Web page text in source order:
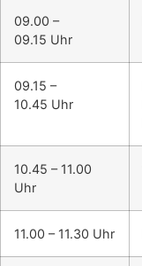
09.00 –
09.15 Uhr
09.15 –
10.45 Uhr
10.45 – 11.00
Uhr
11.00 – 11.30 Uhr